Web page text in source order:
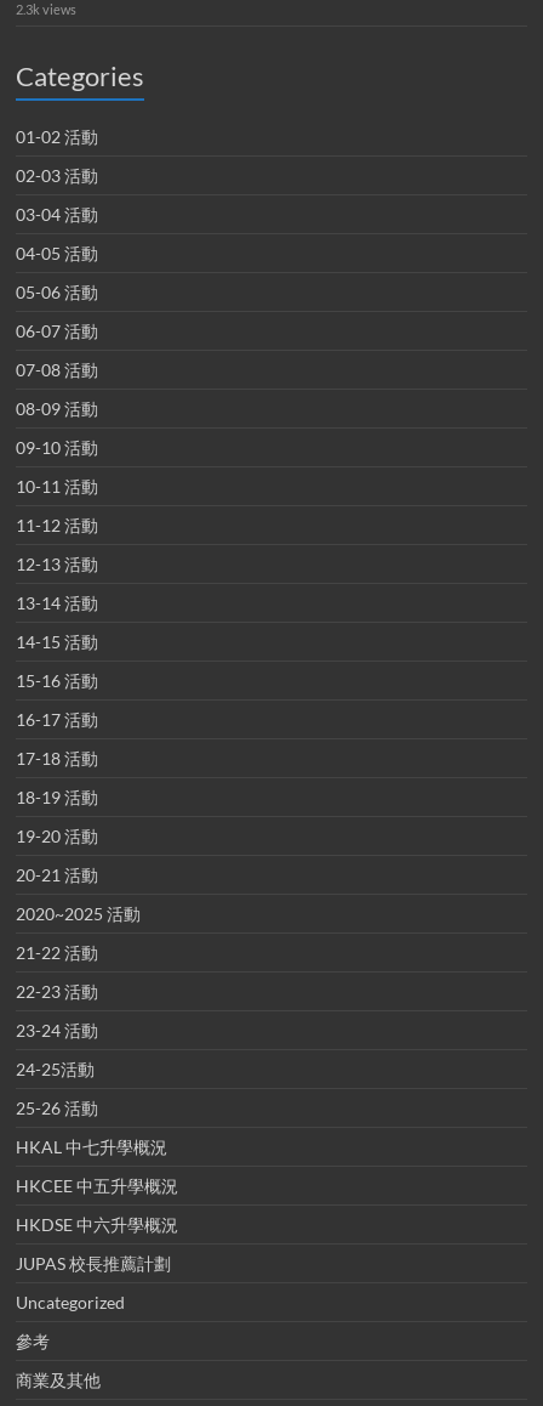
2.3k views
Categories
01-02 活動
02-03 活動
03-04 活動
04-05 活動
05-06 活動
06-07 活動
07-08 活動
08-09 活動
09-10 活動
10-11 活動
11-12 活動
12-13 活動
13-14 活動
14-15 活動
15-16 活動
16-17 活動
17-18 活動
18-19 活動
19-20 活動
20-21 活動
2020~2025 活動
21-22 活動
22-23 活動
23-24 活動
24-25活動
25-26 活動
HKAL 中七升學概況
HKCEE 中五升學概況
HKDSE 中六升學概況
JUPAS 校長推薦計劃
Uncategorized
參考
商業及其他